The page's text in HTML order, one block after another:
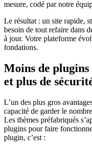
mesure, codé par notre
Le résultat : un site rapide,
besoin de tout refaire dans
à jour. Votre plateforme
fondations.
Moins de
et plus de
L’un des plus gros
capacité de garder le
Les thèmes préfabriqués
plugins pour faire
plugin, c’est :